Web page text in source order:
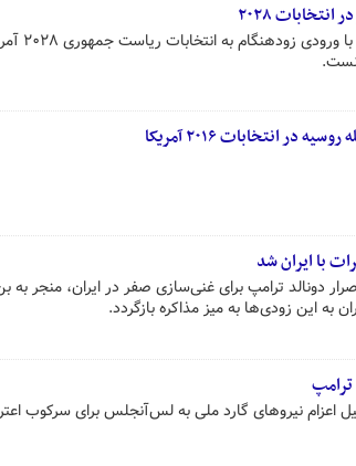
۲۰۲۸
«مارکو
انتخابات ۲۰۱۶ آمریکا
با ایران شد
دونالد ترامپ برای غنی‌سازی صفر در ایران، منجر
ترامپ
اعزام نیروهای گارد ملی به لس‌آنجلس برای سرکوب